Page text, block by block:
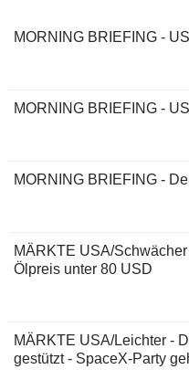
MORNING BRIEFING -
MORNING BRIEFING -
MORNING BRIEFING -
MÄRKTE USA/
Ölpreis unter 80 USD
MÄRKTE USA/Leichter -
gestützt - SpaceX-Party